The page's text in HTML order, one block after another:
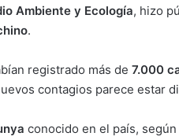
Ambiente y Ecología, hizo
.
registrado más de 7.000
contagios parece estar
conocido en el país,